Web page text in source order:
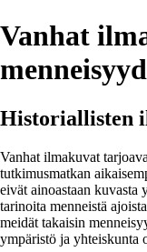
Vanhat
Historiallisten
Vanhat ilmakuvat
tutkimusmatkan
eivät ainoastaan kuvasta
tarinoita menneistä
meidät takaisin
ympäristö ja yhteiskunta